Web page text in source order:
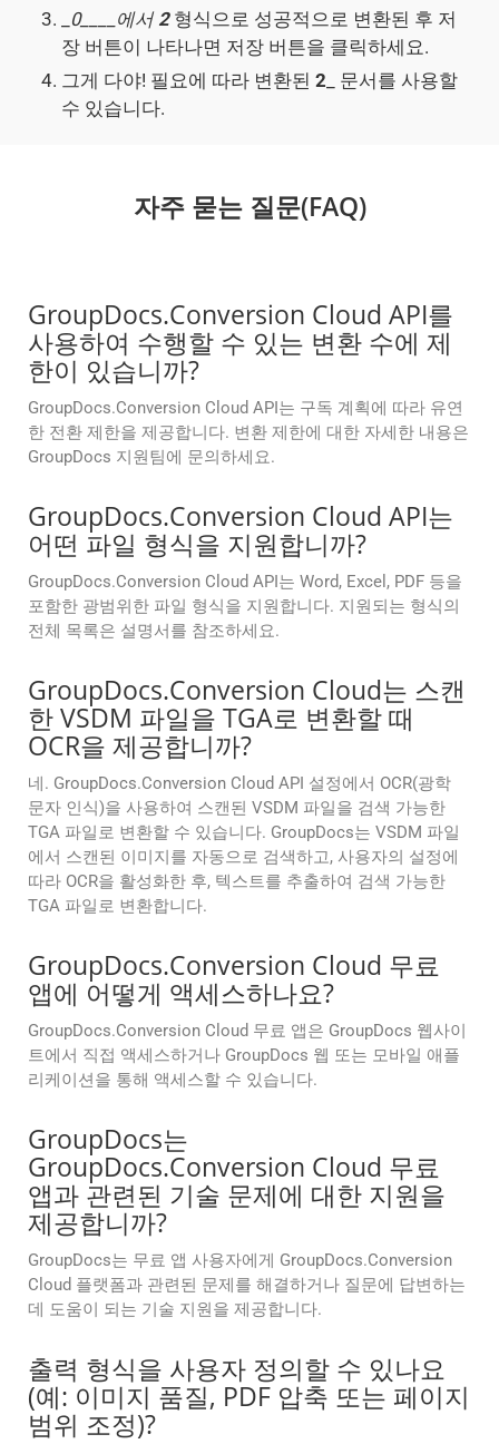
0____에서 2형식으로 성공적으로 변환된 후 저
장 버튼이 나타나면 저장 버튼을 클릭하세요.
그게 다야! 필요에 따라 변환된 2 _ 문서를 사용할
수 있습니다.
자주 묻는 질문(FAQ)
GroupDocs.Conversion Cloud API를
사용하여 수행할 수 있는 변환 수에 제
한이 있습니까?
GroupDocs.Conversion Cloud API는 구독 계획에 따라 유연
한 전환 제한을 제공합니다. 변환 제한에 대한 자세한 내용은
GroupDocs 지원팀에 문의하세요.
GroupDocs.Conversion Cloud API는
어떤 파일 형식을 지원합니까?
GroupDocs.Conversion Cloud API는 Word, Excel, PDF 등을
포함한 광범위한 파일 형식을 지원합니다. 지원되는 형식의
전체 목록은 설명서를 참조하세요.
GroupDocs.Conversion Cloud는 스캔
한 VSDM 파일을 TGA로 변환할 때
OCR을 제공합니까?
네. GroupDocs.Conversion Cloud API 설정에서 OCR(광학
문자 인식)을 사용하여 스캔된 VSDM 파일을 검색 가능한
TGA 파일로 변환할 수 있습니다. GroupDocs는 VSDM 파일
에서 스캔된 이미지를 자동으로 검색하고, 사용자의 설정에
따라 OCR을 활성화한 후, 텍스트를 추출하여 검색 가능한
TGA 파일로 변환합니다.
GroupDocs.Conversion Cloud 무료
앱에 어떻게 액세스하나요?
GroupDocs.Conversion Cloud 무료 앱은 GroupDocs 웹사이
트에서 직접 액세스하거나 GroupDocs 웹 또는 모바일 애플
리케이션을 통해 액세스할 수 있습니다.
GroupDocs는
GroupDocs.Conversion Cloud 무료
앱과 관련된 기술 문제에 대한 지원을
제공합니까?
GroupDocs는 무료 앱 사용자에게 GroupDocs.Conversion
Cloud 플랫폼과 관련된 문제를 해결하거나 질문에 답변하는
데 도움이 되는 기술 지원을 제공합니다.
출력 형식을 사용자 정의할 수 있나요
(예: 이미지 품질, PDF 압축 또는 페이지
범위 조정)?